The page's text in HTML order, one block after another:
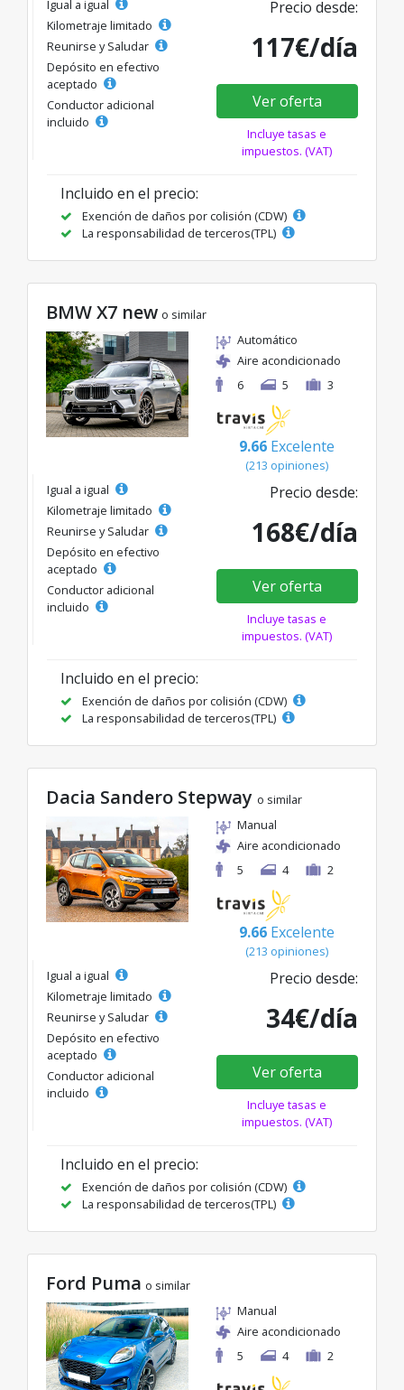
Igual a igual
Kilometraje limitado
Reunirse y Saludar
Depósito en efectivo
aceptado
Conductor adicional
incluido
Precio desde:
117€/día
Ver oferta
Incluye tasas e
impuestos. (VAT)
Incluido en el precio:
Exención de daños por colisión (CDW)
La responsabilidad de terceros(TPL)
BMW X7 new o similar
Automático
Aire acondicionado
6
5 3
9.66 Excelente
(213 opiniones)
Igual a igual
Kilometraje limitado
Reunirse y Saludar
Depósito en efectivo
aceptado
Conductor adicional
incluido
Precio desde:
168€/día
Ver oferta
Incluye tasas e
impuestos. (VAT)
Incluido en el precio:
Exención de daños por colisión (CDW)
La responsabilidad de terceros(TPL)
Dacia Sandero Stepway o similar
Manual
Aire acondicionado
5
4 2
9.66 Excelente
(213 opiniones)
Igual a igual
Kilometraje limitado
Reunirse y Saludar
Depósito en efectivo
aceptado
Conductor adicional
incluido
Precio desde:
34€/día
Ver oferta
Incluye tasas e
impuestos. (VAT)
Incluido en el precio:
Exención de daños por colisión (CDW)
La responsabilidad de terceros(TPL)
Ford Puma o similar
Manual
Aire acondicionado
5
4 2